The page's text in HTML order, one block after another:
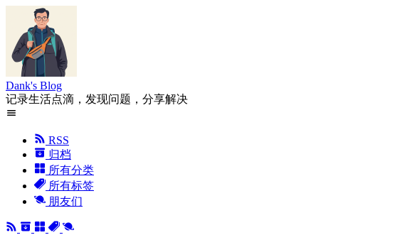
Dank's Blog
记录生活点滴，发现问题，分享解决
RSS
归档
所有分类
所有标签
朋友们